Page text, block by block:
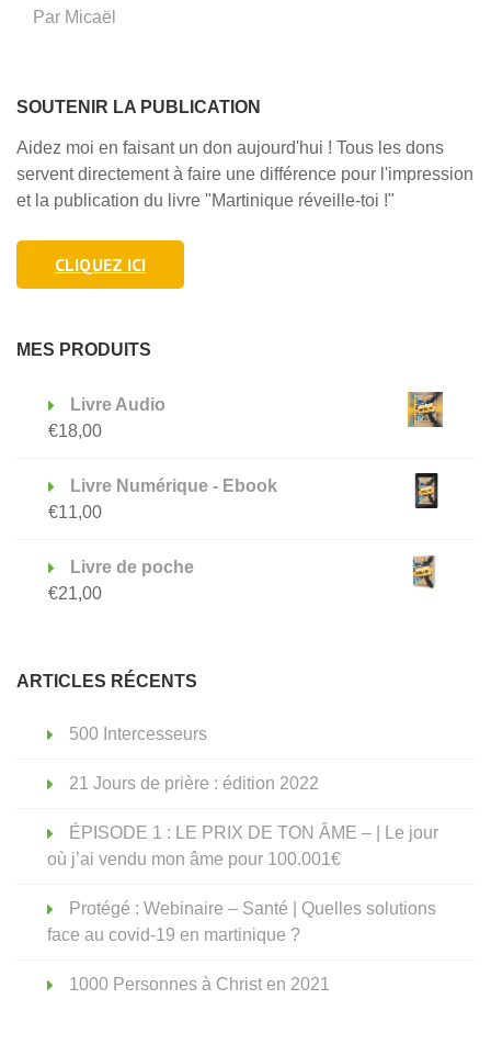
Par Micaël
SOUTENIR LA PUBLICATION
Aidez moi en faisant un don aujourd'hui ! Tous les dons
servent directement à faire une différence pour l'impression
et la publication du livre "Martinique réveille-toi !"
CLIQUEZ ICI
MES PRODUITS
Livre Audio
€18,00
Livre Numérique - Ebook
€11,00
Livre de poche
€21,00
ARTICLES RÉCENTS
500 Intercesseurs
21 Jours de prière : édition 2022
ÉPISODE 1 : LE PRIX DE TON ÂME – | Le jour
où j’ai vendu mon âme pour 100.001€
Protégé : Webinaire – Santé | Quelles solutions
face au covid-19 en martinique ?
1000 Personnes à Christ en 2021